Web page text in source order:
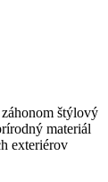
štýlový
materiál
exteriérov